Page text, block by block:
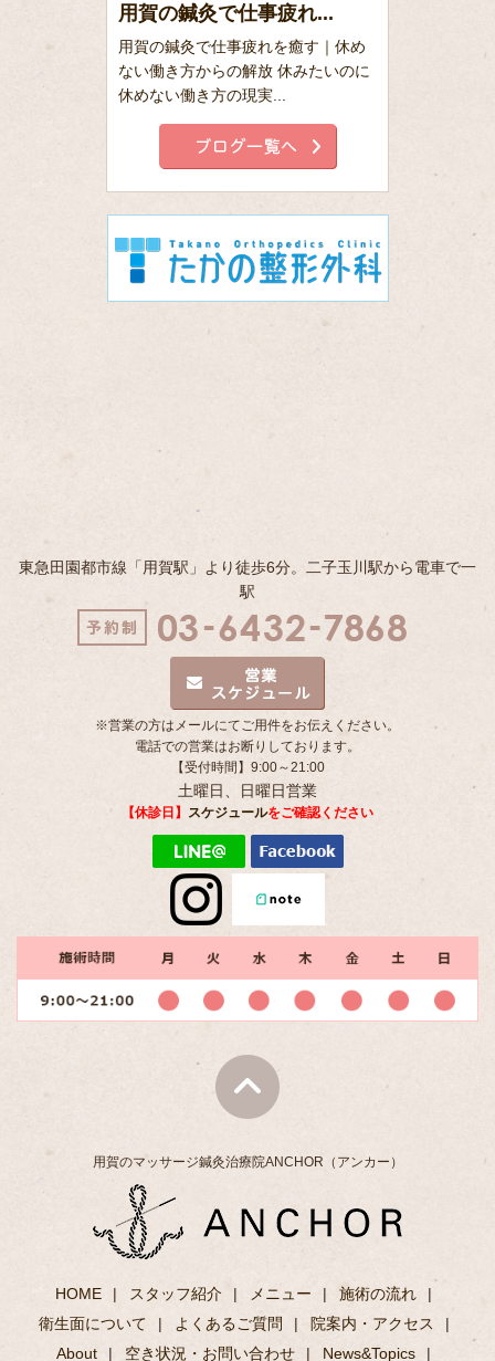
用賀の鍼灸で仕事疲れ...
用賀の鍼灸で仕事疲れを癒す｜休め
ない働き方からの解放 休みたいのに
休めない働き方の現実...
東急田園都市線「用賀駅」より徒歩6分。二子玉川駅から電車で一
駅
※営業の方はメールにてご用件をお伝えください。
電話での営業はお断りしております。
【受付時間】9:00～21:00
土曜日、日曜日営業
【休診日】 スケジュールをご確認ください
用賀のマッサージ鍼灸治療院ANCHOR（アンカー）
HOME スタッフ紹介 メニュー
施術の流れ
衛生面について
よくあるご質問
院案内・アクセス
About
空き状況・お問い合わせ News&Topics